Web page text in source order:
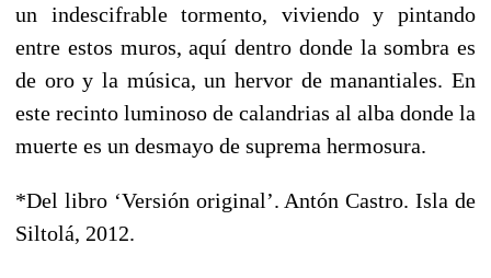
un indescifrable tormento, viviendo y pintando
entre estos muros, aquí dentro donde la sombra es
de oro y la música, un hervor de manantiales. En
este recinto luminoso de calandrias al alba donde la
muerte es un desmayo de suprema hermosura.
*Del libro ‘Versión original’. Antón Castro. Isla de
Siltolá, 2012.